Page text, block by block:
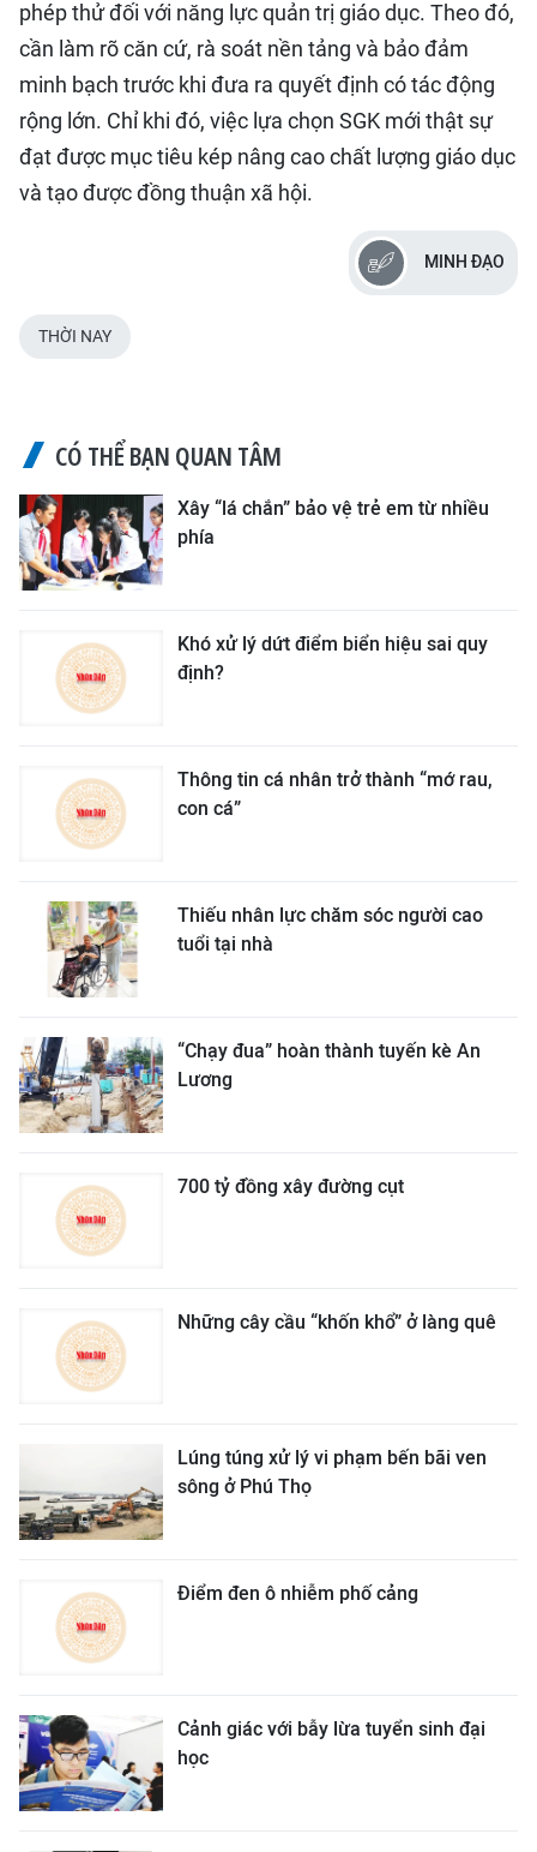
phép thử đối với năng lực quản trị giáo dục. Theo đó,
cần làm rõ căn cứ, rà soát nền tảng và bảo đảm
minh bạch trước khi đưa ra quyết định có tác động
rộng lớn. Chỉ khi đó, việc lựa chọn SGK mới thật sự
đạt được mục tiêu kép nâng cao chất lượng giáo dục
và tạo được đồng thuận xã hội.
MINH ĐẠO
THỜI NAY
CÓ THỂ BẠN QUAN TÂM
Xây “lá chắn” bảo vệ trẻ em từ nhiều
phía
Khó xử lý dứt điểm biển hiệu sai quy
định?
Thông tin cá nhân trở thành “mớ rau,
con cá”
Thiếu nhân lực chăm sóc người cao
tuổi tại nhà
“Chạy đua” hoàn thành tuyến kè An
Lương
700 tỷ đồng xây đường cụt
Những cây cầu “khốn khổ” ở làng quê
Lúng túng xử lý vi phạm bến bãi ven
sông ở Phú Thọ
Điểm đen ô nhiễm phố cảng
Cảnh giác với bẫy lừa tuyển sinh đại
học